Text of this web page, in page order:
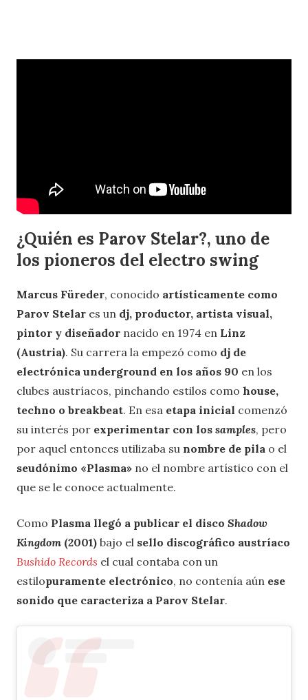
¿Quién es Parov Stelar?, uno de
los pioneros del electro swing
Marcus Füreder, conocido artísticamente como
Parov Stelar es un dj, productor, artista visual,
pintor y diseñador nacido en 1974 en Linz
(Austria). Su carrera la empezó como dj de
electrónica underground en los años 90 en los
clubes austríacos, pinchando estilos como house,
techno o breakbeat. En esa etapa inicial comenzó
su interés por experimentar con los samples, pero
por aquel entonces utilizaba su nombre de pila o el
seudónimo «Plasma» no el nombre artístico con el
que se le conoce actualmente.
Como Plasma llegó a publicar el disco Shadow
Kingdom (2001) bajo el sello discográfico austríaco
Bushido Records el cual contaba con un
estilopuramente electrónico, no contenía aún ese
sonido que caracteriza a Parov Stelar.